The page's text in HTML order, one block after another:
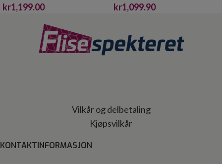
kr1,199.00 kr1,099.90
Vilkår og delbetaling
Kjøpsvilkår
KONTAKTINFORMASJON